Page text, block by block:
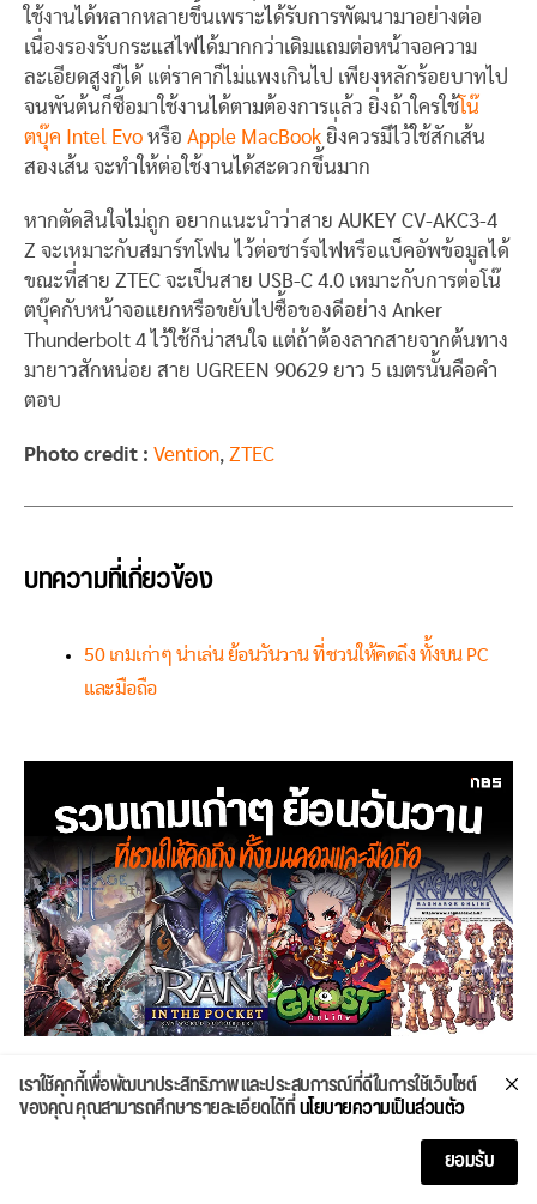
ใช้งานได้หลากหลายขึ้นเพราะได้รับการพัฒนามาอย่างต่อ
เนื่องรองรับกระแสไฟได้มากกว่าเดิมแถมต่อหน้าจอความ
ละเอียดสูงก็ได้ แต่ราคาก็ไม่แพงเกินไป เพียงหลักร้อยบาทไป
จนพันต้นก็ซื้อมาใช้งานได้ตามต้องการแล้ว ยิ่งถ้าใครใช้โน๊
ตบุ๊ค Intel Evo หรือ Apple MacBook ยิ่งควรมีไว้ใช้สักเส้น
สองเส้น จะทำให้ต่อใช้งานได้สะดวกขึ้นมาก
หากตัดสินใจไม่ถูก อยากแนะนำว่าสาย AUKEY CV-AKC3-4
Z จะเหมาะกับสมาร์ทโฟน ไว้ต่อชาร์จไฟหรือแบ็คอัพข้อมูลได้
ขณะที่สาย ZTEC จะเป็นสาย USB-C 4.0 เหมาะกับการต่อโน๊
ตบุ๊คกับหน้าจอแยกหรือขยับไปซื้อของดีอย่าง Anker
Thunderbolt 4 ไว้ใช้ก็น่าสนใจ แต่ถ้าต้องลากสายจากต้นทาง
มายาวสักหน่อย สาย UGREEN 90629 ยาว 5 เมตรนั้นคือคำ
ตอบ
Photo credit : Vention, ZTEC
บทความที่เกี่ยวข้อง
50 เกมเก่าๆ น่าเล่น ย้อนวันวาน ที่ชวนให้คิดถึง ทั้งบน PC
และมือถือ
10 โน๊ตบุ๊คเล่นเกมงบ 30000 ใน Commart 2024
MEGATECH ราคาพิเศษ สเปคแรง จอใหญ่ การ์ดจอแยก เล่น
เราใช้คุกกี้เพื่อพัฒนาประสิทธิภาพ และประสบการณ์ที่ดีในการใช้เว็บไซต์
ของคุณ คุณสามารถศึกษารายละเอียดได้ที่นโยบายความเป็นส่วนตัว
ยอมรับ